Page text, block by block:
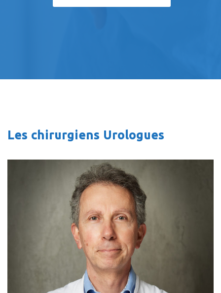
Les chirurgiens Urologues